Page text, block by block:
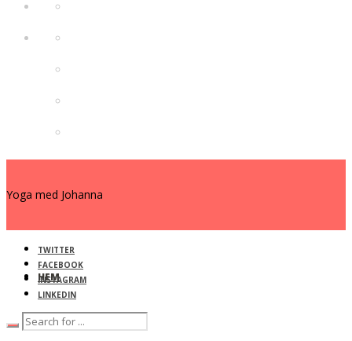
Yoga med Johanna
HEM
TWITTER
FACEBOOK
INSTAGRAM
LINKEDIN